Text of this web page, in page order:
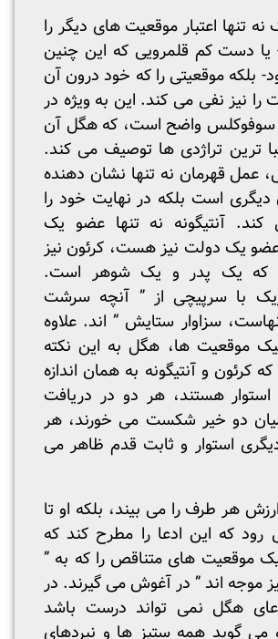
نه تنها اعتبار موقعیت های دیگر را
یا دست کم قلمرویی که این چنین
بلکه موقعیتی را که خود درون آن
نیز نفی می کند. این به ویژه در
سوفوکلس واضح است، که هگل آن
ترین تراژدی ها توصیف می کند.
عمل قهرمان نه تنها نشان دهنده
دیگری است بلکه در نهایت خود را
کند. آنتیگونه نه تنها عضو یک
عضو یک دولت نیز هست، کرئون نیز
که یک پدر و یک شوهر است.
با سرپیچی از ” آنچه سرشت
سزاوار ستایش ” اند. علاوه
موقعیت ها، هگل به این نکته
کرئون و آنتیگونه به همان اندازه
هستند، هر دو در دریافت
دو خیر شکست می خورند، هر
استوار و ثابت قدم ظاهر می
هر طرف را می بیند، بلکه او تا
که این ادعا را مطرح کند که
موقعیت های متناقص را که به ”
موجه اند ” در آغوش می گیرند. در
هگل نمی تواند درست باشد
می گوید همه ستیز ها و نبردهای